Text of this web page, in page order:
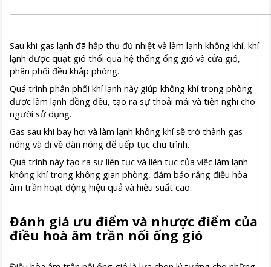
Sau khi gas lạnh đã hấp thụ đủ nhiệt và làm lạnh không khí, khí
lạnh được quạt gió thổi qua hệ thống ống gió và cửa gió,
phân phối đều khắp phòng.
Quá trình phân phối khí lạnh này giúp không khí trong phòng
được làm lạnh đồng đều, tạo ra sự thoải mái và tiện nghi cho
người sử dụng.
Gas sau khi bay hơi và làm lạnh không khí sẽ trở thành gas
nóng và đi về dàn nóng để tiếp tục chu trình.
Quá trình này tạo ra sự liên tục và liên tục của việc làm lạnh
không khí trong không gian phòng, đảm bảo rằng điều hòa
âm trần hoạt động hiệu quả và hiệu suất cao.
Đánh giá ưu điểm và nhược điểm của
điều hoà âm trần nối ống gió